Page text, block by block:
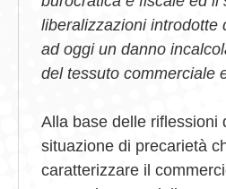
liberalizzazioni introdotte
ad oggi un danno
del tessuto commerciale
Alla base delle riflessioni
situazione di precarietà
caratterizzare il